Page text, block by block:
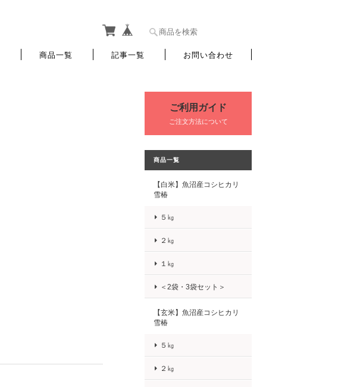
商品一覧 記事一覧 お問い合わせ
ご利用ガイド
ご注文方法について
商品一覧
【白米】魚沼産コシヒカリ
雪椿
５㎏
２㎏
１㎏
＜2袋・3袋セット＞
【玄米】魚沼産コシヒカリ
雪椿
５㎏
２㎏